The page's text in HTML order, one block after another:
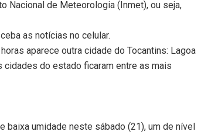
Nacional de Meteorologia (Inmet), ou seja,
as notícias no celular.
aparece outra cidade do Tocantins: Lagoa
cidades do estado ficaram entre as mais
umidade neste sábado (21), um de nível